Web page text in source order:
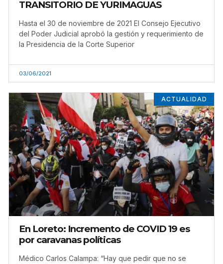
TRANSITORIO DE YURIMAGUAS
Hasta el 30 de noviembre de 2021 El Consejo Ejecutivo
del Poder Judicial aprobó la gestión y requerimiento de
la Presidencia de la Corte Superior
03/06/2021
ACTUALIDAD
En Loreto: Incremento de COVID 19 es
por caravanas políticas
Médico Carlos Calampa: “Hay que pedir que no se